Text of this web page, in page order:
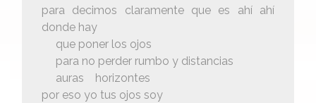
para decimos claramente que es ahí ahí
donde hay
que poner los ojos
para no perder rumbo y distancias
auras horizontes
por eso yo tus ojos soy